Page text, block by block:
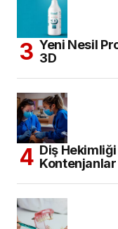
Yeni Nesil
3D
Diş